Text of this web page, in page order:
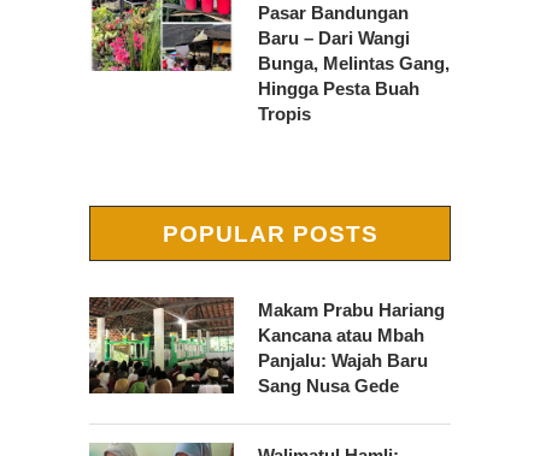
Pasar Bandungan
Baru – Dari Wangi
Bunga, Melintas Gang,
Hingga Pesta Buah
Tropis
POPULAR POSTS
Makam Prabu Hariang
Kancana atau Mbah
Panjalu: Wajah Baru
Sang Nusa Gede